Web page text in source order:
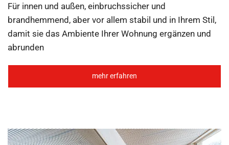
Für innen und außen, einbruchssicher und
brandhemmend, aber vor allem stabil und in Ihrem Stil,
damit sie das Ambiente Ihrer Wohnung ergänzen und
abrunden
mehr erfahren